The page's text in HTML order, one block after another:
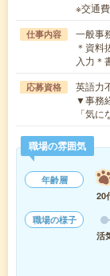
※交通
仕事内容
一般事
＊資料
入力＊
応募資格
英語力
▼事務
「気
職場の雰囲気
年齢層
20
職場の様子
活